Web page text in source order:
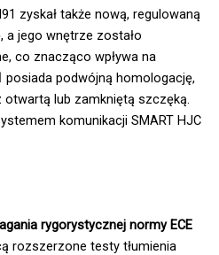
zyskał także nową, regulowaną
a jego wnętrze zostało
co znacząco wpływa na
posiada podwójną homologację,
lub zamkniętą szczęką.
komunikacji SMART HJC
rygorystycznej normy ECE
rozszerzone testy tłumienia